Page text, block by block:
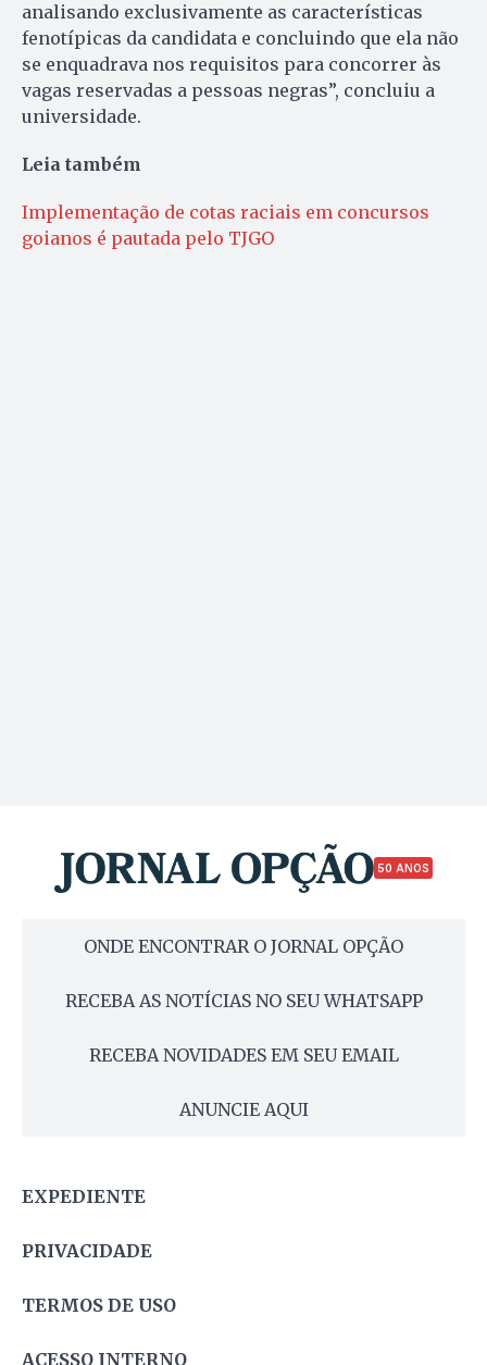
analisando exclusivamente as características
fenotípicas da candidata e concluindo que ela não
se enquadrava nos requisitos para concorrer às
vagas reservadas a pessoas negras”, concluiu a
universidade.
Leia também
Implementação de cotas raciais em concursos
goianos é pautada pelo TJGO
50 ANOS
ONDE ENCONTRAR O JORNAL OPÇÃO
RECEBA AS NOTÍCIAS NO SEU WHATSAPP
RECEBA NOVIDADES EM SEU EMAIL
ANUNCIE AQUI
EXPEDIENTE
PRIVACIDADE
TERMOS DE USO
ACESSO INTERNO